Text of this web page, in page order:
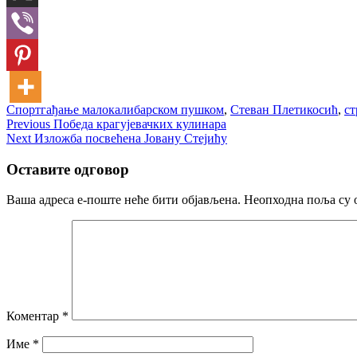
Спортгађањe малокалибарском пушком, Стеван Плетикосић,
Кретање
чланка
Previous Previous
post:
Победа крагујевачких кулинара
Next Next
Изложба посвећена Јовану Стејићу
Оставите одговор
Ваша адреса е-поште неће бити објављена. Неопходна поља су
Коментар *
Име *